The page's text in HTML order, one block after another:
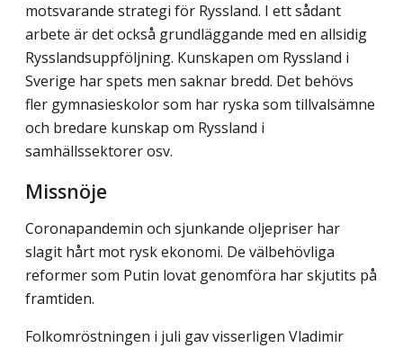
motsvarande strategi för Ryssland. I ett sådant
arbete är det också grundläggande med en allsidig
Rysslandsuppföljning. Kunskapen om Ryssland i
Sverige har spets men saknar bredd. Det behövs
fler gymnasieskolor som har ryska som tillvalsämne
och bredare kunskap om Ryssland i
samhällssektorer osv.
Missnöje
Coronapandemin och sjunkande oljepriser har
slagit hårt mot rysk ekonomi. De väl­behövliga
reformer som Putin lovat genomföra har skjutits på
framtiden.
Folkomröstningen i juli gav visserligen Vladimir